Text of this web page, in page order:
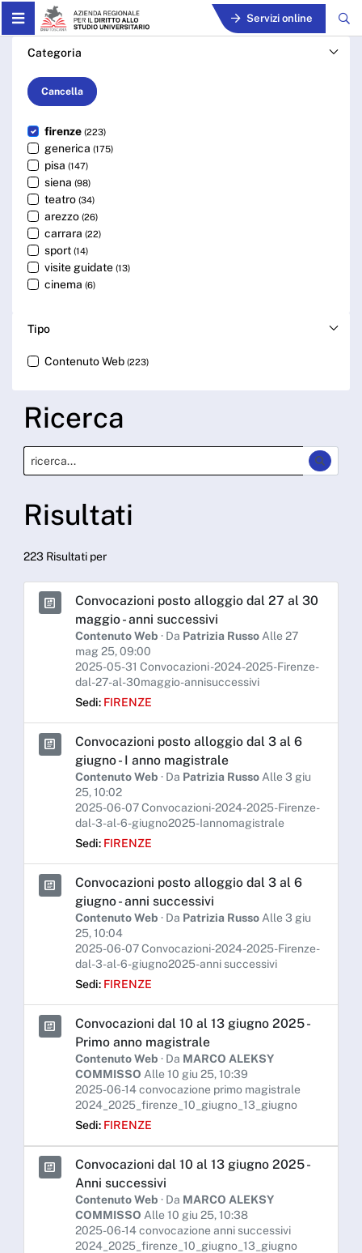
Skip to Main Content Servizi online
Cerca - ARDSU
Categoria
Cancella
firenze (223)
generica (175)
pisa (147)
siena (98)
teatro (34)
arezzo (26)
carrara (22)
sport (14)
visite guidate (13)
cinema (6)
Tipo
Contenuto Web (223)
Ricerca
Risultati
223 Risultati per
Convocazioni posto alloggio dal 27 al 30
maggio - anni successivi
Contenuto Web · Da Patrizia Russo Alle 27
mag 25, 09:00
2025-05-31 Convocazioni -2024-2025-Firenze-
dal-27-al-30maggio-annisuccessivi
Sedi: FIRENZE
Convocazioni posto alloggio dal 3 al 6
giugno - I anno magistrale
Contenuto Web · Da Patrizia Russo Alle 3 giu
25, 10:02
2025-06-07 Convocazioni-2024-2025-Firenze-
dal-3-al-6-giugno2025-Iannomagistrale
Sedi: FIRENZE
Convocazioni posto alloggio dal 3 al 6
giugno - anni successivi
Contenuto Web · Da Patrizia Russo Alle 3 giu
25, 10:04
2025-06-07 Convocazioni-2024-2025-Firenze-
dal-3-al-6-giugno2025-anni successivi
Sedi: FIRENZE
Convocazioni dal 10 al 13 giugno 2025 -
Primo anno magistrale
Contenuto Web · Da MARCO ALEKSY
COMMISSO Alle 10 giu 25, 10:39
2025-06-14 convocazione primo magistrale
2024_2025_firenze_10_giugno_13_giugno
Sedi: FIRENZE
Convocazioni dal 10 al 13 giugno 2025 -
Anni successivi
Contenuto Web · Da MARCO ALEKSY
COMMISSO Alle 10 giu 25, 10:38
2025-06-14 convocazione anni successivi
2024_2025_firenze_10_giugno_13_giugno